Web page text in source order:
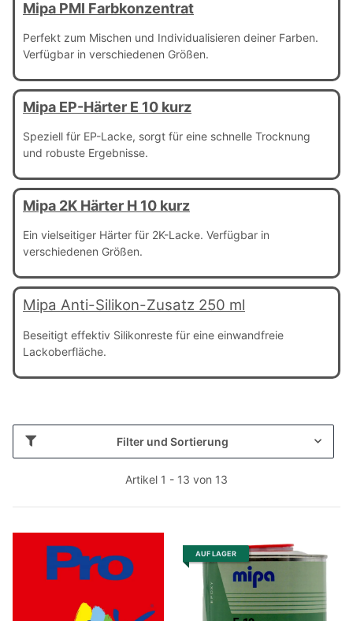
Mipa PMI Farbkonzentrat
Perfekt zum Mischen und Individualisieren deiner Farben.
Verfügbar in verschiedenen Größen.
Mipa EP-Härter E 10 kurz
Speziell für EP-Lacke, sorgt für eine schnelle Trocknung
und robuste Ergebnisse.
Mipa 2K Härter H 10 kurz
Ein vielseitiger Härter für 2K-Lacke. Verfügbar in
verschiedenen Größen.
Mipa Anti-Silikon-Zusatz 250 ml
Beseitigt effektiv Silikonreste für eine einwandfreie
Lackoberfläche.
Filter und Sortierung
Artikel 1 - 13 von 13
AUF LAGER